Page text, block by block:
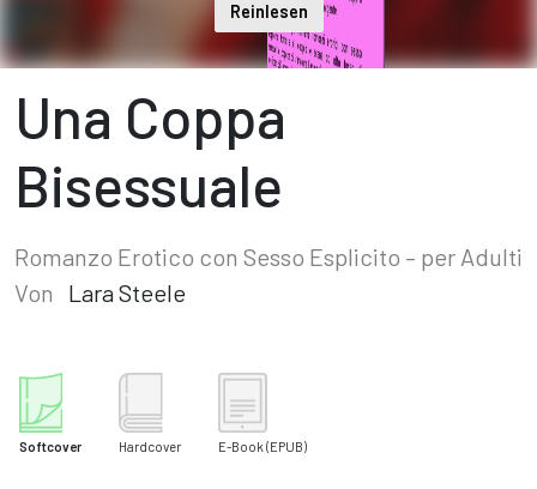
Reinlesen
Una Coppa
Bisessuale
Romanzo Erotico con Sesso Esplicito – per Adulti
Von
Lara Steele
Softcover Hardcover E-Book (EPUB)